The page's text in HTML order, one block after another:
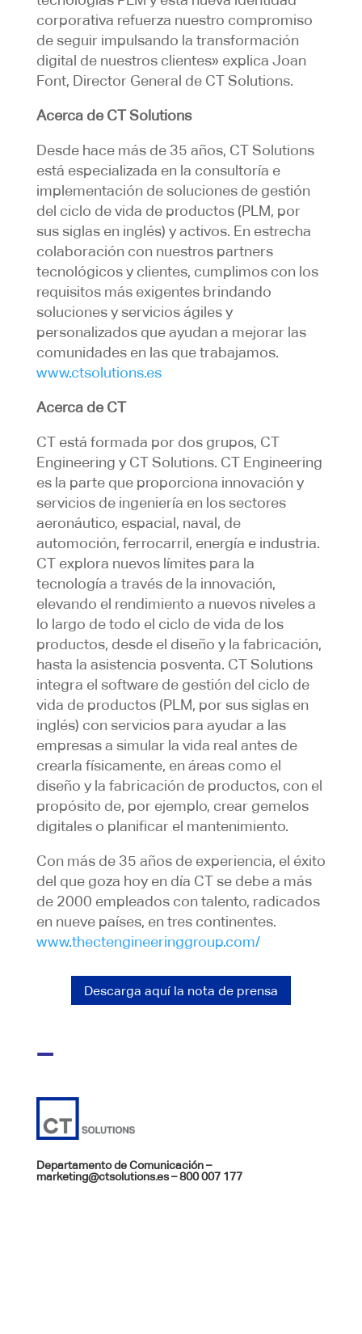
corporativa refuerza nuestro compromiso
de seguir impulsando la transformación
digital de nuestros clientes» explica Joan
Font, Director General de CT Solutions.
Acerca de CT Solutions
Desde hace más de 35 años, CT Solutions
está especializada en la consultoría e
implementación de soluciones de gestión
del ciclo de vida de productos (PLM, por
sus siglas en inglés) y activos. En estrecha
colaboración con nuestros partners
tecnológicos y clientes, cumplimos con los
requisitos más exigentes brindando
soluciones y servicios ágiles y
personalizados que ayudan a mejorar las
comunidades en las que trabajamos.
www.ctsolutions.es
Acerca de CT
CT está formada por dos grupos, CT
Engineering y CT Solutions. CT Engineering
es la parte que proporciona innovación y
servicios de ingeniería en los sectores
aeronáutico, espacial, naval, de
automoción, ferrocarril, energía e industria.
CT explora nuevos límites para la
tecnología a través de la innovación,
elevando el rendimiento a nuevos niveles a
lo largo de todo el ciclo de vida de los
productos, desde el diseño y la fabricación,
hasta la asistencia posventa. CT Solutions
integra el software de gestión del ciclo de
vida de productos (PLM, por sus siglas en
inglés) con servicios para ayudar a las
empresas a simular la vida real antes de
crearla físicamente, en áreas como el
diseño y la fabricación de productos, con el
propósito de, por ejemplo, crear gemelos
digitales o planificar el mantenimiento.
Con más de 35 años de experiencia, el éxito
del que goza hoy en día CT se debe a más
de 2000 empleados con talento, radicados
en nueve países, en tres continentes.
www.thectengineeringgroup.com/
Descarga aquí la nota de prensa
–
Departamento de Comunicación –
marketing@ctsolutions.es– 800 007 177